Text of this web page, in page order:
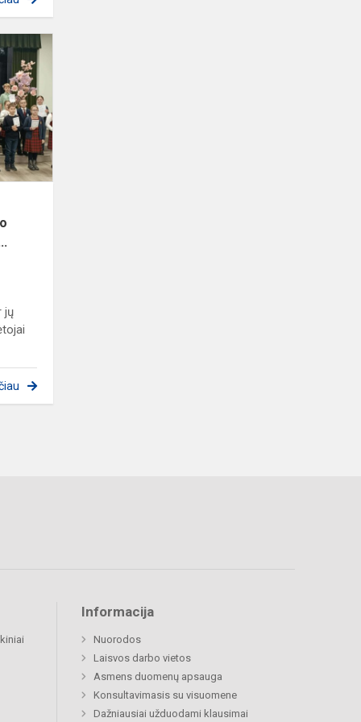
Dailaus
Lietuvai”
ir
Meninio
skaitym...
jų
Informacija
Nuorodos
Laisvos darbo vietos
Asmens duomenų apsauga
Konsultavimasis su visuomene
Dažniausiai užduodami klausimai